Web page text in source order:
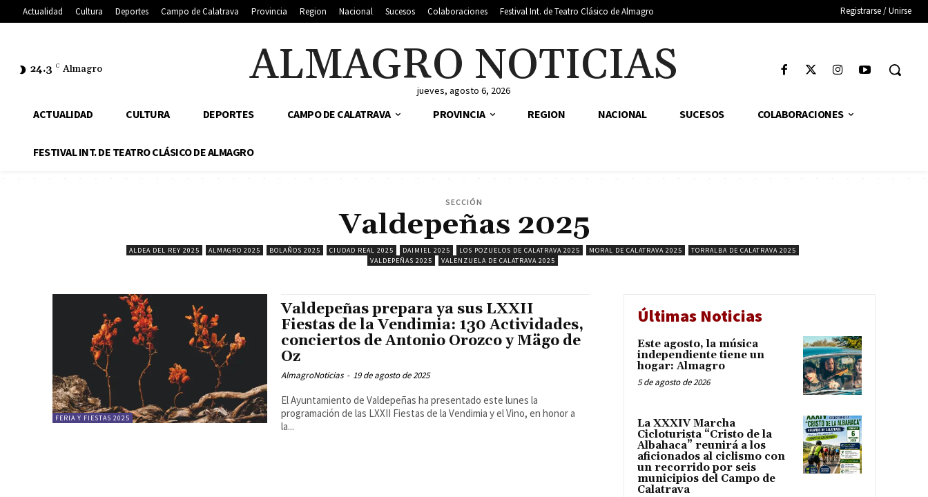
Actualidad Cultura Deportes Campo de Calatrava Provincia Region Nacional Sucesos Colaboraciones Festival Int. de Teatro Clásico de Almagro Registrarse / Unirse
24.3 C Almagro ALMAGRO NOTICIAS
jueves, agosto 6, 2026
ACTUALIDAD CULTURA DEPORTES CAMPO DE CALATRAVA PROVINCIA REGION NACIONAL SUCESOS COLABORACIONES
FESTIVAL INT. DE TEATRO CLÁSICO DE ALMAGRO
SECCIÓN
Valdepeñas 2025
ALDEA DEL REY 2025 ALMAGRO 2025 BOLAÑOS 2025 CIUDAD REAL 2025 DAIMIEL 2025 LOS POZUELOS DE CALATRAVA 2025 MORAL DE CALATRAVA 2025
TORRALBA DE CALATRAVA 2025
VALDEPEÑAS 2025
VALENZUELA DE CALATRAVA 2025
FERIA Y FIESTAS 2025
Valdepeñas prepara ya sus LXXII
Fiestas de la Vendimia: 130 Actividades,
conciertos de Antonio Orozco y Mägo de
Oz
AlmagroNoticias - 19 de agosto de 2025
El Ayuntamiento de Valdepeñas ha presentado este lunes la
programación de las LXXII Fiestas de la Vendimia y el Vino, en honor a
la...
Últimas Noticias
Este agosto, la música
independiente tiene un
hogar: Almagro
5 de agosto de 2026
La XXXIV Marcha
Cicloturista “Cristo de la
Albahaca” reunirá a los
aficionados al ciclismo con
un recorrido por seis
municipios del Campo de
Calatrava